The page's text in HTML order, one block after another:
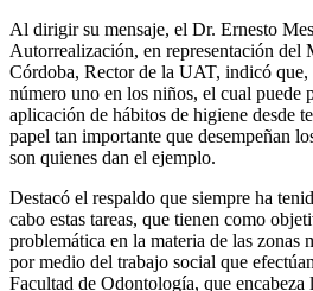
Al dirigir su mensaje, el Dr. Ernesto
Autorrealización, en representación del
Córdoba, Rector de la UAT, indicó que,
número uno en los niños, el cual puede
aplicación de hábitos de higiene desde
papel tan importante que desempeñan
son quienes dan el ejemplo.
Destacó el respaldo que siempre ha
cabo estas tareas, que tienen como
problemática en la materia de las zonas
por medio del trabajo social que
Facultad de Odontología, que